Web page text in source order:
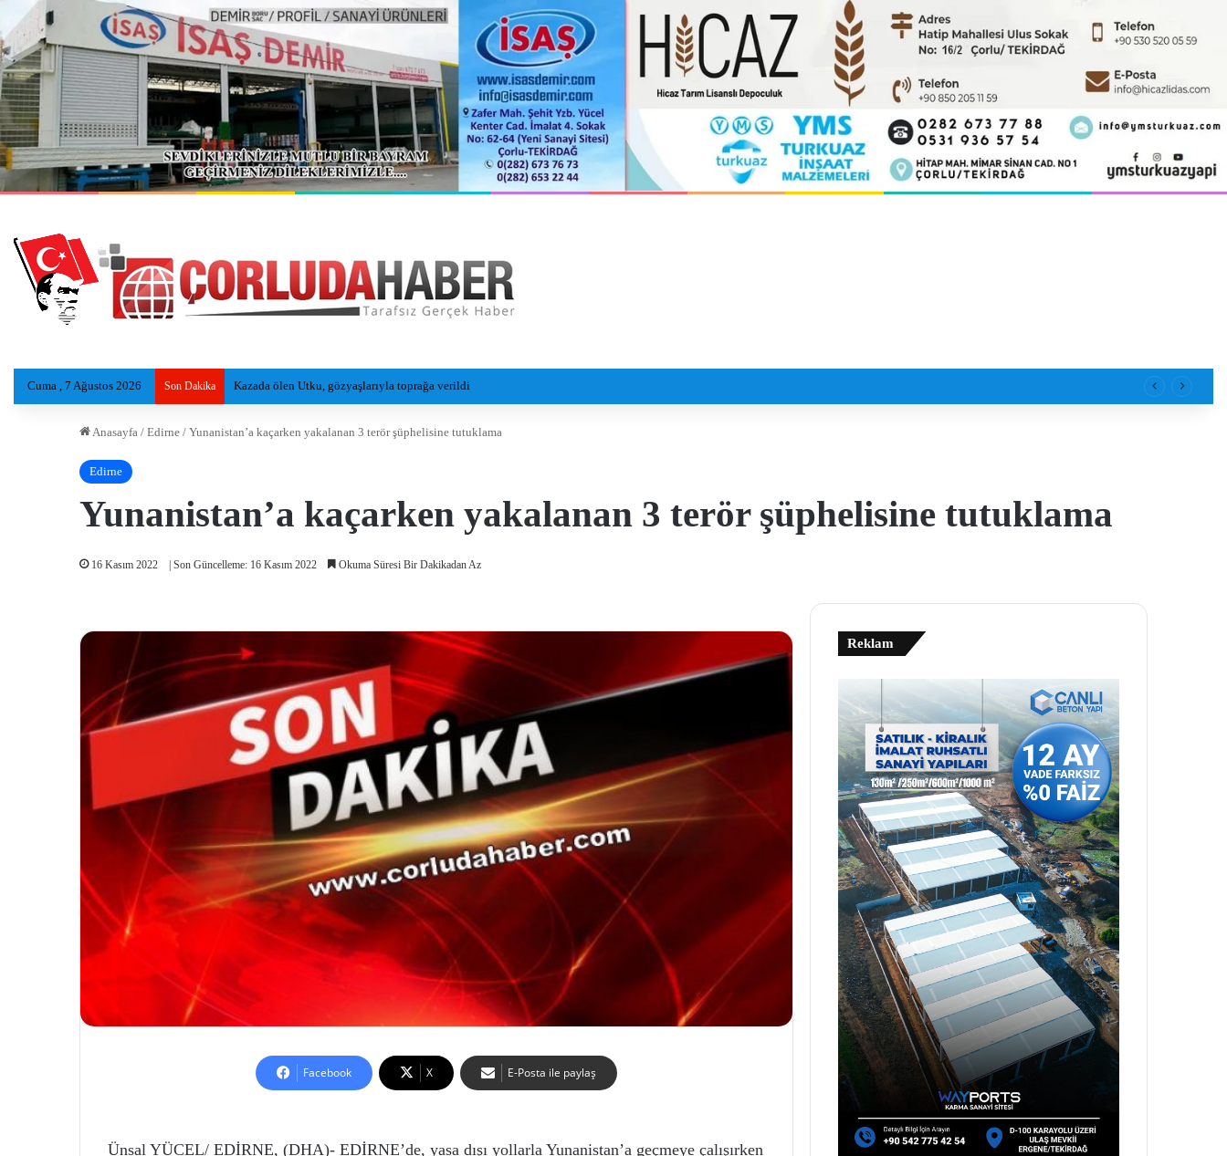
Cuma , 7 Ağustos 2026 Son Dakika Çorluspor 1947, Bolu Kampında Yeni Sezon Hazırlıklarını Sürdürüyor
Anasayfa / Edirne / Yunanistan’a kaçarken yakalanan 3 terör şüphelisine tutuklama
Edirne
Yunanistan’a kaçarken yakalanan 3 terör şüphelisine tutuklama
16 Kasım 2022 | Son Güncelleme: 16 Kasım 2022 Okuma Süresi Bir Dakikadan Az
Facebook X E-Posta ile paylaş
Ünsal YÜCEL/ EDİRNE, (DHA)- EDİRNE’de, yasa dışı yollarla Yunanistan’a geçmeye çalışırken
Reklam